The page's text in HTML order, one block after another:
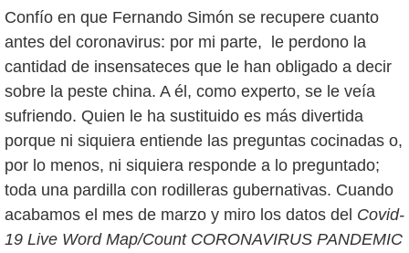
Confío en que Fernando Simón se recupere cuanto
antes del coronavirus: por mi parte, le perdono la
cantidad de insensateces que le han obligado a decir
sobre la peste china. A él, como experto, se le veía
sufriendo. Quien le ha sustituido es más divertida
porque ni siquiera entiende las preguntas cocinadas o,
por lo menos, ni siquiera responde a lo preguntado;
toda una pardilla con rodilleras gubernativas. Cuando
acabamos el mes de marzo y miro los datos del Covid-
19 Live Word Map/Count CORONAVIRUS PANDEMIC